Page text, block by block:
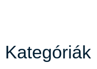
Kategóriák